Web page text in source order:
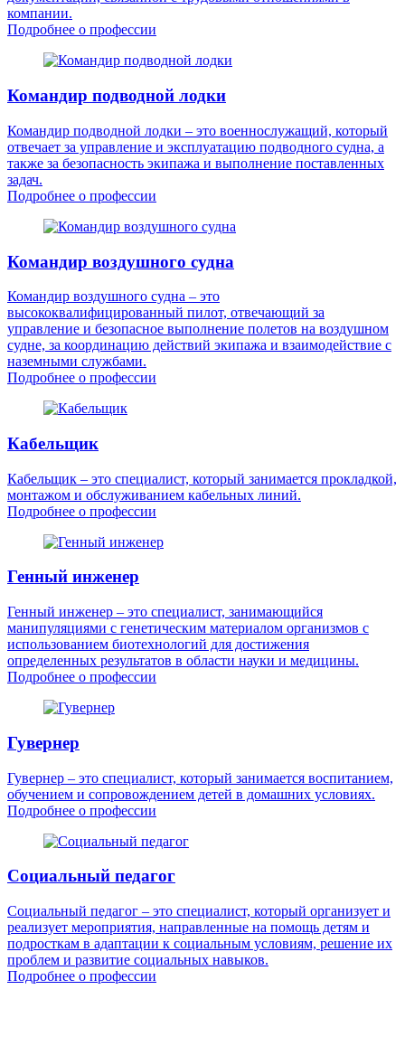
компании.
Подробнее о профессии
Командир подводной лодки
Командир подводной лодки – это военнослужащий, который
отвечает за управление и эксплуатацию подводного судна, а
также за безопасность экипажа и выполнение поставленных
задач.
Подробнее о профессии
Командир воздушного судна
Командир воздушного судна – это
высококвалифицированный пилот, отвечающий за
управление и безопасное выполнение полетов на воздушном
судне, за координацию действий экипажа и взаимодействие с
наземными службами.
Подробнее о профессии
Кабельщик
Кабельщик – это специалист, который занимается прокладкой,
монтажом и обслуживанием кабельных линий.
Подробнее о профессии
Генный инженер
Генный инженер – это специалист, занимающийся
манипуляциями с генетическим материалом организмов с
использованием биотехнологий для достижения
определенных результатов в области науки и медицины.
Подробнее о профессии
Гувернер
Гувернер – это специалист, который занимается воспитанием,
обучением и сопровождением детей в домашних условиях.
Подробнее о профессии
Социальный педагог
Социальный педагог – это специалист, который организует и
реализует мероприятия, направленные на помощь детям и
подросткам в адаптации к социальным условиям, решение их
проблем и развитие социальных навыков.
Подробнее о профессии